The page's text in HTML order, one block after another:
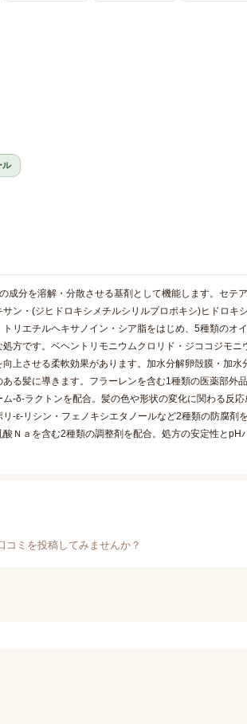
ル
成分を溶解・分散させる基剤として機能します。セテ
ン・(ジヒドロキシメチルシリルプロポキシ)ヒドロキ
リエチルヘキサノイン・シア脂をはじめ、5種類のオ
方です。ベヘントリモニウムクロリド・ジココジモニ
上させる柔軟効果があります。加水分解卵殻膜・加
る髪に導きます。フラーレンを含む1種類の医薬部外
-δ-ラクトンを配合。髪の色や形状の変化に関わる反
-ε-リシン・フェノキシエタノールなど2種類の防腐剤
Ｎａを含む2種類の調整剤を配合。処方の安定性とpH
コミを投稿してみませんか？